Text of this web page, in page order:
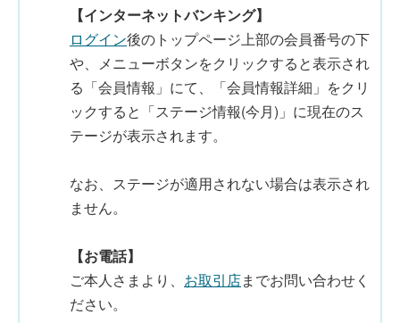
【インターネットバンキング】
ログイン後のトップページ上部の会員番号の下
や、メニューボタンをクリックすると表示され
る「会員情報」にて、「会員情報詳細」をクリ
ックすると「ステージ情報(今月)」に現在のス
テージが表示されます。
なお、ステージが適用されない場合は表示され
ません。
【お電話】
ご本人さまより、 お取引店までお問い合わせく
ださい。